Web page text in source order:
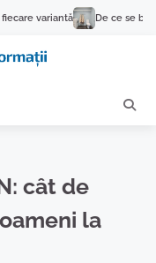
ce se blochează programul
cât de
la